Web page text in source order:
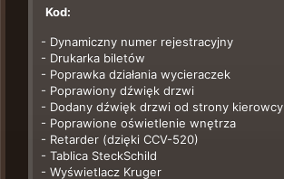
Kod:
- Dynamiczny numer rejestracyjny
- Drukarka biletów
- Poprawka działania wycieraczek
- Poprawiony dźwięk drzwi
- Dodany dźwięk drzwi od strony kierowcy
- Poprawione oświetlenie wnętrza
- Retarder (dzięki CCV-520)
- Tablica SteckSchild
- Wyświetlacz Kruger